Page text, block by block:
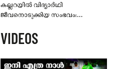
കല്ലറയിൽ വിദ്യാർഥി
ജീവനൊടുക്കിയ സംഭവം:
പ്രതി റിമാൻഡിൽ
VIDEOS